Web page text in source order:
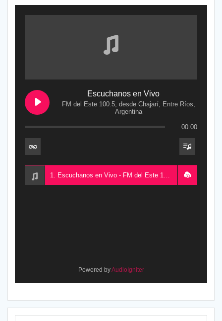
Escuchanos en Vivo
FM del Este 100.5, desde Chajarí, Entre Ríos,
Argentina
00:00
Powered byAudioIgniter